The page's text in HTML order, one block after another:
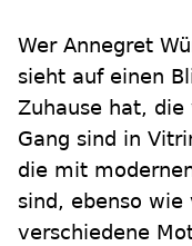
Wer Annegret
sieht auf einen
Zuhause hat,
Gang sind in
die mit
sind, ebenso
verschiedene